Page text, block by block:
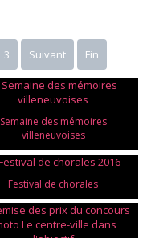
3 Suivant Fin
Semaine des mémoires
villeneuvoises
Festival de chorales